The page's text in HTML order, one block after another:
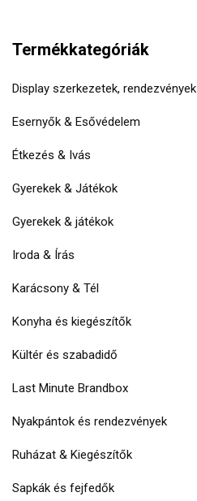
Termékkategóriák
Display szerkezetek, rendezvények
Esernyők & Esővédelem
Étkezés & Ivás
Gyerekek & Játékok
Gyerekek & játékok
Iroda & Írás
Karácsony & Tél
Konyha és kiegészítők
Kültér és szabadidő
Last Minute Brandbox
Nyakpántok és rendezvények
Ruházat & Kiegészítők
Sapkák és fejfedők